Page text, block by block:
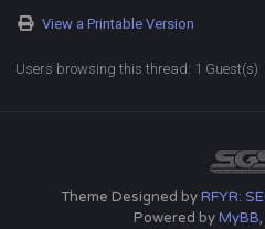
View a Printable Version
Users browsing this thread: 1 Guest(s)
Theme Designed byRFYR:
Powered byMyBB